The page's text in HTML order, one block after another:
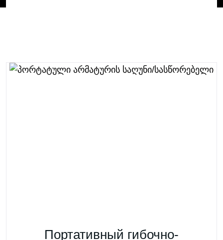
Портативный гибочно-